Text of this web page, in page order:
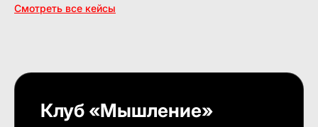
Смотреть все кейсы
Клуб «Мышление»